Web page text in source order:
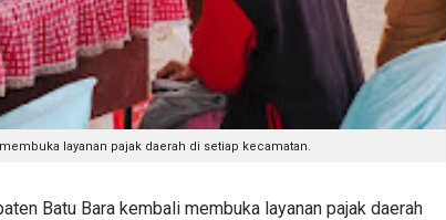
layanan pajak daerah di setiap kecamatan.
Batu Bara kembali membuka layanan pajak daerah